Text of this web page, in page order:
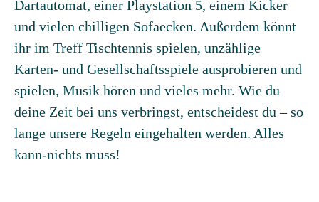
Dartautomat, einer Playstation 5, einem Kicker
und vielen chilligen Sofaecken. Außerdem könnt
ihr im Treff Tischtennis spielen, unzählige
Karten- und Gesellschaftsspiele ausprobieren und
spielen, Musik hören und vieles mehr. Wie du
deine Zeit bei uns verbringst, entscheidest du – so
lange unsere Regeln eingehalten werden. Alles
kann-nichts muss!